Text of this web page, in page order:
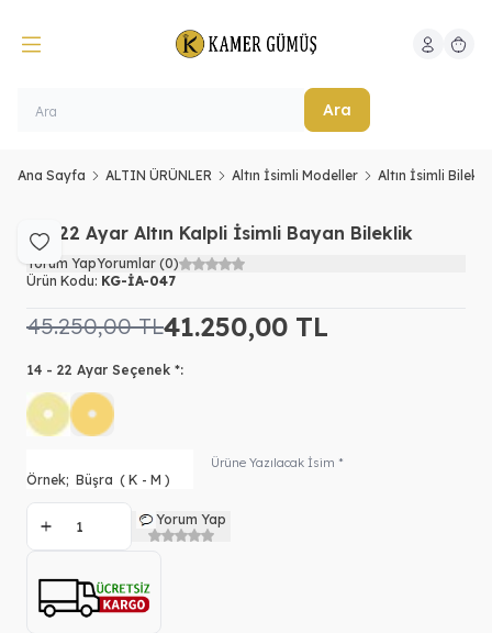
Ara
Hesabım
Ana Sayfa ALTIN ÜRÜNLER Altın İsimli Modeller Altın İsimli
Favoriye Ekle
14, 22 Ayar Altın Kalpli İsimli Bayan Bileklik
Yorum Yap
Yorumlar (0)
Ürün Kodu: KG-İA-047
45.250,00TL41.250,00 TL
14 - 22 Ayar Seçenek *:
Ürüne Yazılacak İsim *
Yorum Yap